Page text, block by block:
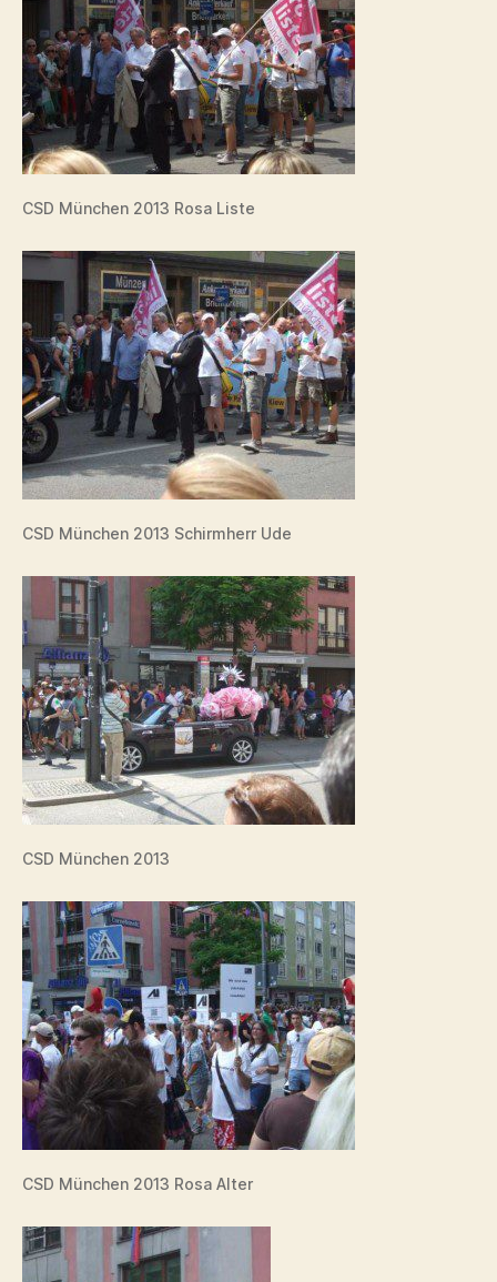
CSD München 2013 Rosa Liste
CSD München 2013 Schirmherr Ude
CSD München 2013
CSD München 2013 Rosa Alter